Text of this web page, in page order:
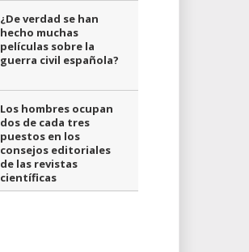
¿De verdad se han
hecho muchas
películas sobre la
guerra civil española?
Los hombres ocupan
dos de cada tres
puestos en los
consejos editoriales
de las revistas
científicas